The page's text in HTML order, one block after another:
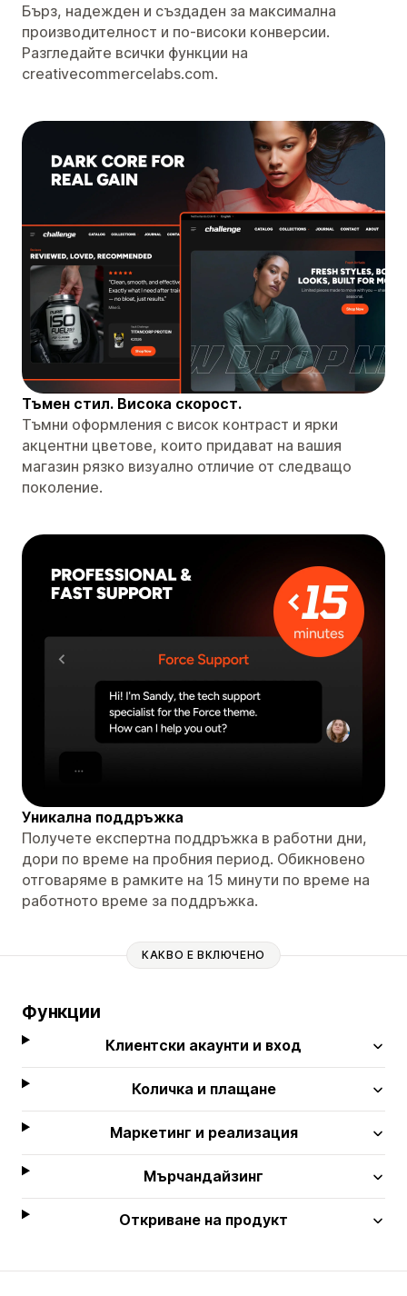
Бърз, надежден и създаден за максимална
производителност и по-високи конверсии.
Разгледайте всички функции на
creativecommercelabs.com.
Тъмен стил. Висока скорост.
Тъмни оформления с висок контраст и ярки
акцентни цветове, които придават на вашия
магазин рязко визуално отличие от следващо
поколение.
Уникална поддръжка
Получете експертна поддръжка в работни дни,
дори по време на пробния период. Обикновено
отговаряме в рамките на 15 минути по време на
работното време за поддръжка.
КАКВО Е ВКЛЮЧЕНО
Функции
Клиентски акаунти и вход
Количка и плащане
Маркетинг и реализация
Мърчандайзинг
Откриване на продукт